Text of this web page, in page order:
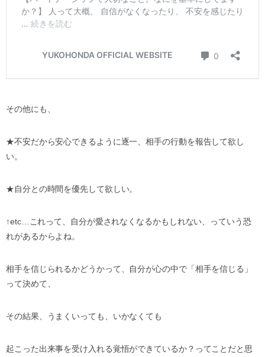
その他にも、
★不安だから安心できるように逐一、相手の行動を報告して欲し
い。
★自分との時間を優先して欲しい。
↑etc…これって、自分が愛されなくなるかもしれない、っていう恐
れがあるからよね。
相手を信じられるかどうかって、自分が心の中で「相手を信じる」
って決めて、
その結果、うまくいっても、いかなくても
起こった出来事を受け入れる覚悟ができているか？ってことだと思